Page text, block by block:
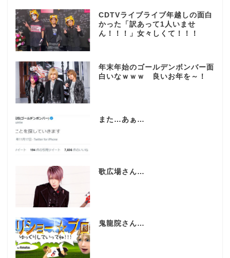
CDTVライブライブ年越しの面白
かった「訳あって1人いませ
ん！！！」女々しくて！！！
年末年始のゴールデンボンバー面
白いなｗｗｗ 良いお年を～！
また…あぁ…
歌広場さん…
鬼龍院さん…